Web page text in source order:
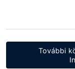
További